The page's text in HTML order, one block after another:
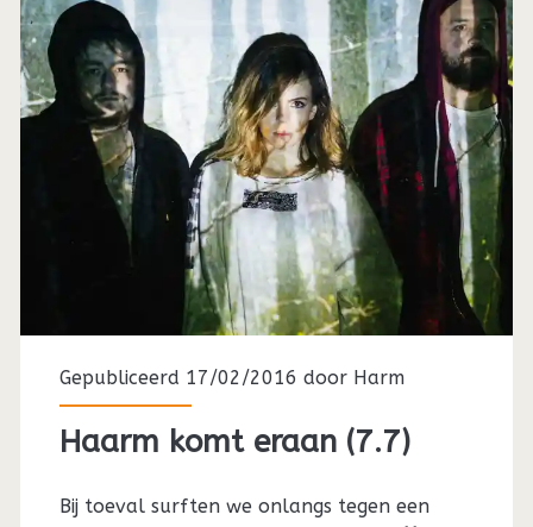
Gepubliceerd 17/02/2016 door Harm
Haarm komt eraan (7.7)
Bij toeval surften we onlangs tegen een